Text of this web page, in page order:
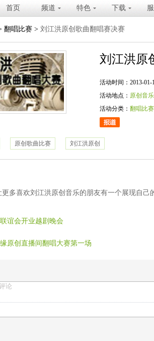
首页 频道 特色 下载
翻唱比赛 > 刘江洪原创歌曲翻唱赛决赛
刘江洪原
活动时间：2013-01-
活动地点： 原创音
活动分类： 翻唱比赛
原创歌曲比赛 刘江洪原创
多喜欢刘江洪原创音乐的朋友有一个展现自己
谊会开业越剧晚会
原创直播间翻唱大赛第一场